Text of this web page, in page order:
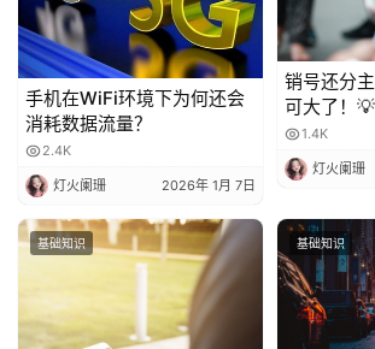
手机在WiFi环境下为何还会
消耗数据流量？
2.4K
灯火阑珊 2026年 1月 7日
销号还分
可大了！💡
1.4K
灯火阑珊
基础知识 基础知识